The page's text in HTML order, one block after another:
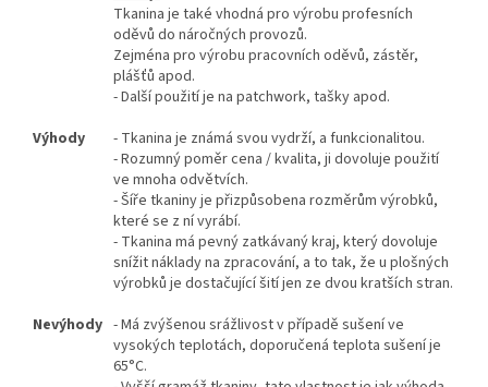
Tkanina je také vhodná pro výrobu profesních
oděvů do náročných provozů.
Zejména pro výrobu pracovních oděvů, zástěr,
plášťů apod.
- Další použití je na patchwork, tašky apod.
Výhody
- Tkanina je známá svou vydrží, a funkcionalitou.
- Rozumný poměr cena / kvalita, ji dovoluje použití
ve mnoha odvětvích.
- Šíře tkaniny je přizpůsobena rozměrům výrobků,
které se z ní vyrábí.
- Tkanina má pevný zatkávaný kraj, který dovoluje
snížit náklady na zpracování, a to tak, že u plošných
výrobků je dostačující šití jen ze dvou kratších stran.
Nevýhody - Má zvýšenou srážlivost v případě sušení ve
vysokých teplotách, doporučená teplota sušení je
65°C.